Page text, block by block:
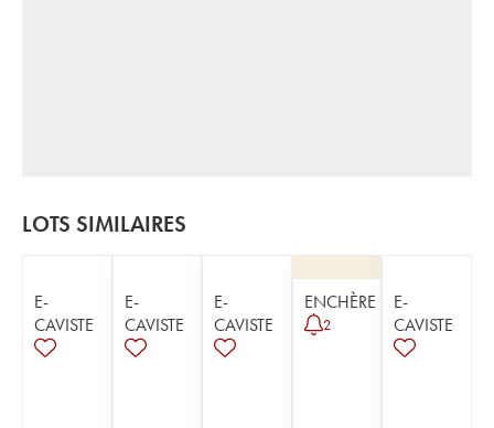
LOTS SIMILAIRES
E-
CAVISTE
E-
CAVISTE
E-
CAVISTE
ENCHÈRE
2
E-
CAVISTE